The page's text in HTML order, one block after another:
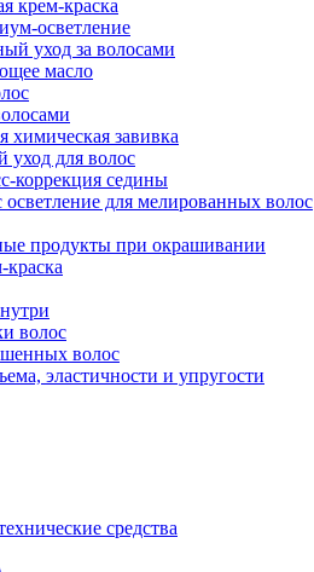
крем-краска
осветление
уход за волосами
масло
химическая завивка
для волос
коррекция седины
для мелированных волос
продукты при окрашивании
волос
волос
эластичности и упругости
средства